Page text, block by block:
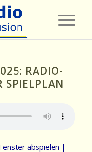
RADIO-
SPIELPLAN
abspielen |